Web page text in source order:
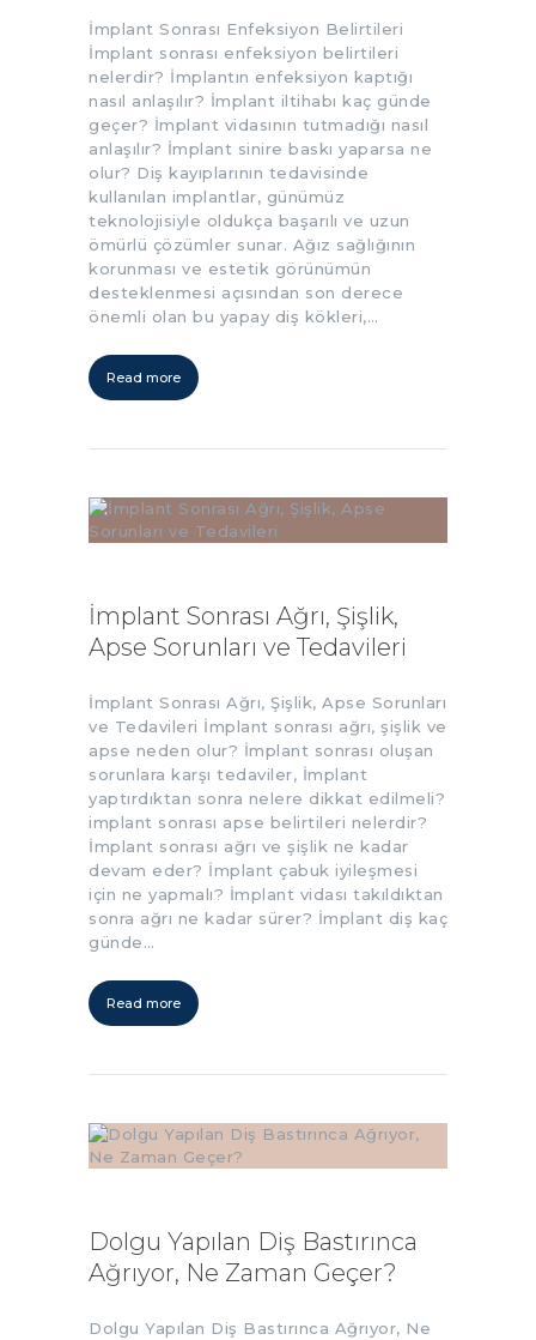
İmplant Sonrası Enfeksiyon Belirtileri
İmplant sonrası enfeksiyon belirtileri
nelerdir? İmplantın enfeksiyon kaptığı
nasıl anlaşılır? İmplant iltihabı kaç günde
geçer? İmplant vidasının tutmadığı nasıl
anlaşılır? İmplant sinire baskı yaparsa ne
olur? Diş kayıplarının tedavisinde
kullanılan implantlar, günümüz
teknolojisiyle oldukça başarılı ve uzun
ömürlü çözümler sunar. Ağız sağlığının
korunması ve estetik görünümün
desteklenmesi açısından son derece
önemli olan bu yapay diş kökleri,…
Read more
İmplant Sonrası Ağrı, Şişlik,
Apse Sorunları ve Tedavileri
İmplant Sonrası Ağrı, Şişlik, Apse Sorunları
ve Tedavileri İmplant sonrası ağrı, şişlik ve
apse neden olur? İmplant sonrası oluşan
sorunlara karşı tedaviler, İmplant
yaptırdıktan sonra nelere dikkat edilmeli?
implant sonrası apse belirtileri nelerdir?
İmplant sonrası ağrı ve şişlik ne kadar
devam eder? İmplant çabuk iyileşmesi
için ne yapmalı? İmplant vidası takıldıktan
sonra ağrı ne kadar sürer? İmplant diş kaç
günde…
Read more
Dolgu Yapılan Diş Bastırınca
Ağrıyor, Ne Zaman Geçer?
Dolgu Yapılan Diş Bastırınca Ağrıyor, Ne